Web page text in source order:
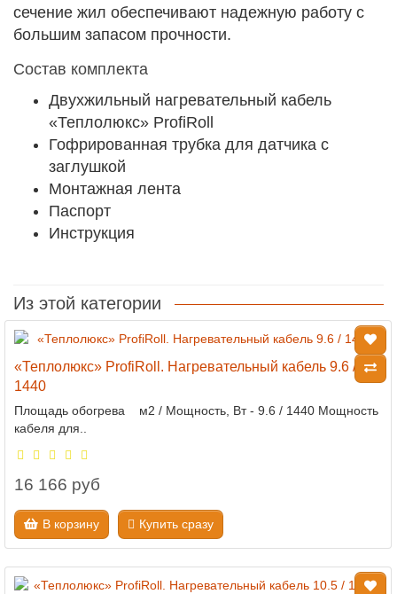
сечение жил обеспечивают надежную работу с
большим запасом прочности.
Состав комплекта
Двухжильный нагревательный кабель
«Теплолюкс» ProfiRoll
Гофрированная трубка для датчика с
заглушкой
Монтажная лента
Паспорт
Инструкция
Из этой категории
«Теплолюкс» ProfiRoll. Нагревательный кабель 9.6 /
1440
Площадь обогрева м2 / Мощность, Вт - 9.6 / 1440 Мощность
кабеля для..
16 166 руб
В корзину Купить сразу